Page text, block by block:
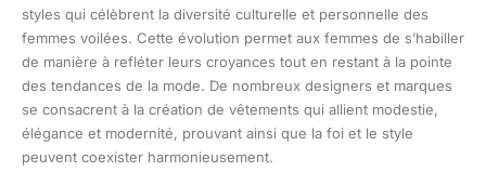
styles qui célèbrent la diversité culturelle et personnelle des
femmes voilées. Cette évolution permet aux femmes de s’habiller
de manière à refléter leurs croyances tout en restant à la pointe
des tendances de la mode. De nombreux designers et marques
se consacrent à la création de vêtements qui allient modestie,
élégance et modernité, prouvant ainsi que la foi et le style
peuvent coexister harmonieusement.